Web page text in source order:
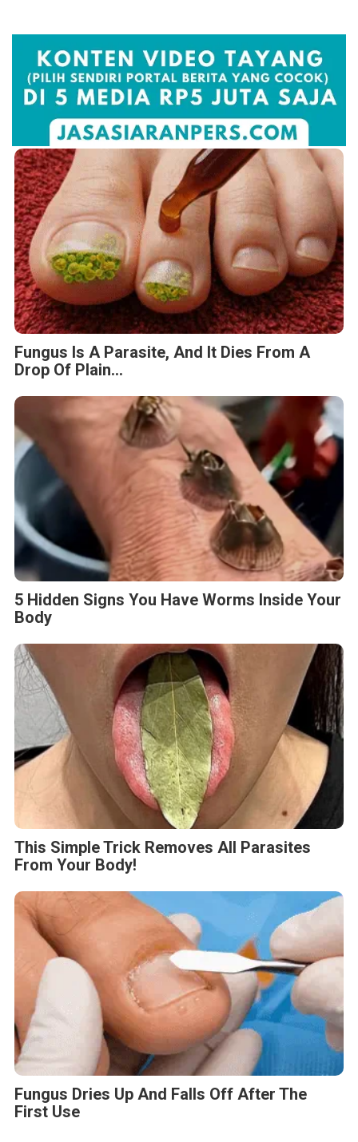
Fungus Is A Parasite, And It Dies From A
Drop Of Plain...
5 Hidden Signs You Have Worms Inside Your
Body
This Simple Trick Removes All Parasites
From Your Body!
Fungus Dries Up And Falls Off After The
First Use